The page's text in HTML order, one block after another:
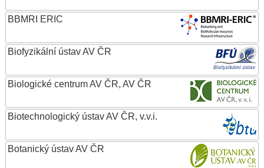
BBMRI ERIC
Biofyzikální ústav AV ČR
Biologické centrum AV ČR, AV ČR
Biotechnologický ústav AV ČR, v.v.i.
Botanický ústav AV ČR